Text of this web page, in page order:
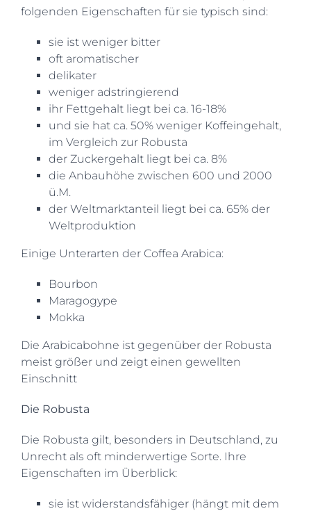
folgenden Eigenschaften für sie typisch sind:
sie ist weniger bitter
oft aromatischer
delikater
weniger adstringierend
ihr Fettgehalt liegt bei ca. 16-18%
und sie hat ca. 50% weniger Koffeingehalt,
im Vergleich zur Robusta
der Zuckergehalt liegt bei ca. 8%
die Anbauhöhe zwischen 600 und 2000
ü.M.
der Weltmarktanteil liegt bei ca. 65% der
Weltproduktion
Einige Unterarten der Coffea Arabica:
Bourbon
Maragogype
Mokka
Die Arabicabohne ist gegenüber der Robusta
meist größer und zeigt einen gewellten
Einschnitt
Die Robusta
Die Robusta gilt, besonders in Deutschland, zu
Unrecht als oft minderwertige Sorte. Ihre
Eigenschaften im Überblick:
sie ist widerstandsfähiger (hängt mit dem